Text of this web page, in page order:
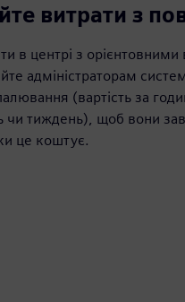
витрати з
в центрі з
адміністраторам
(вартість за
чи тиждень), щоб вони
це коштує.